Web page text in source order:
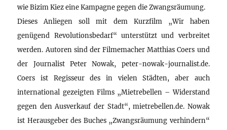
wie Bizim Kiez eine Kampagne gegen die Zwangsräumung.
Dieses Anliegen soll mit dem Kurzfilm „Wir haben
genügend Revolutionsbedarf“ unterstützt und verbreitet
werden. Autoren sind der Filmemacher Matthias Coers und
der Journalist Peter Nowak, peter-nowak-journalist.de.
Coers ist Regisseur des in vielen Städten, aber auch
international gezeigten Films „Mietrebellen – Widerstand
gegen den Ausverkauf der Stadt“, mietrebellen.de. Nowak
ist Herausgeber des Buches „Zwangsräumung verhindern“